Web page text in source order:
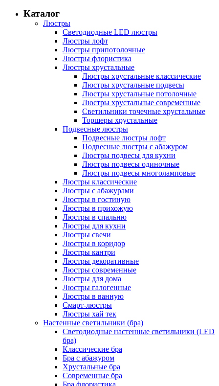
Каталог
Люстры
Светодиодные LED люстры
Люстры лофт
Люстры припотолочные
Люстры флористика
Люстры хрустальные
Люстры хрустальные классические
Люстры хрустальные подвесы
Люстры хрустальные потолочные
Люстры хрустальные современные
Светильники точечные хрустальные
Торшеры хрустальные
Подвесные люстры
Подвесные люстры лофт
Подвесные люстры с абажуром
Люстры подвесы для кухни
Люстры подвесы одиночные
Люстры подвесы многоламповые
Люстры классические
Люстры с абажурами
Люстры в гостиную
Люстры в прихожую
Люстры в спальню
Люстры для кухни
Люстры свечи
Люстры в коридор
Люстры кантри
Люстры декоративные
Люстры современные
Люстры для дома
Люстры галогенные
Люстры в ванную
Смарт-люстры
Люстры хай тек
Настенные светильники (бра)
Светодиодные настенные светильники (LED
бра)
Классические бра
Бра с абажуром
Хрустальные бра
Современные бра
Бра флористика